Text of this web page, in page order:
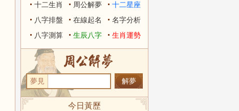
十二生肖
周公解夢
十二星座
八字排盤
在線起名
名字分析
八字測算
生辰八字 生肖運勢
夢見
今日黃歷